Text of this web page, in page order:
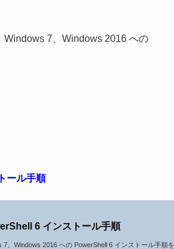
7、Windows 2016 への
ール手順
6 インストール手順
、Windows 2016 への PowerShell 6 インストール手順